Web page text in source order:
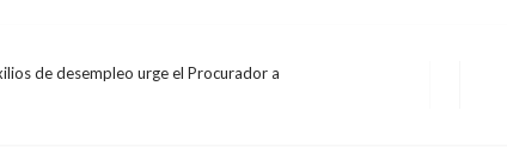
de desempleo urge el Procurador a